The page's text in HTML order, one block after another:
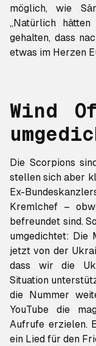
möglich, wie
„Natürlich
gehalten, dass
etwas im Herzen
Wind
Die Scorpions
stellen sich aber
Ex-
Kremlchef –
befreundet sind.
umgedichtet: Die
jetzt von der
dass wir die
Situation
die Nummer
YouTube die
Aufrufe erzielen.
ein Lied für den